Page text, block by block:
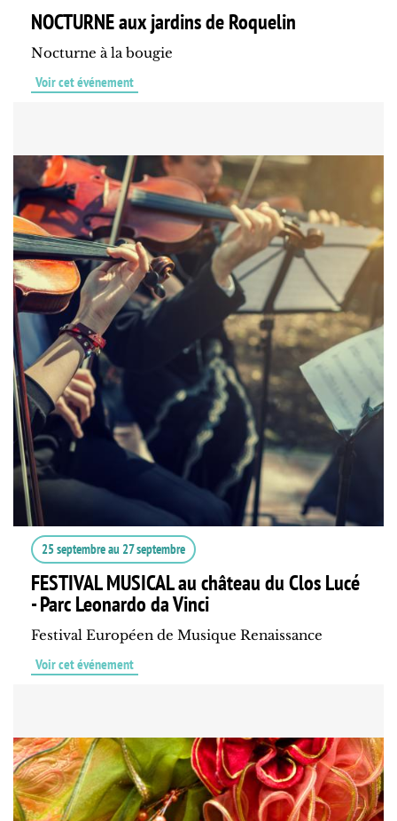
NOCTURNE aux jardins de Roquelin
Nocturne à la bougie
Voir cet événement
25 septembreau 27 septembre
FESTIVAL MUSICAL au château du Clos Lucé
- Parc Leonardo da Vinci
Festival Européen de Musique Renaissance
Voir cet événement